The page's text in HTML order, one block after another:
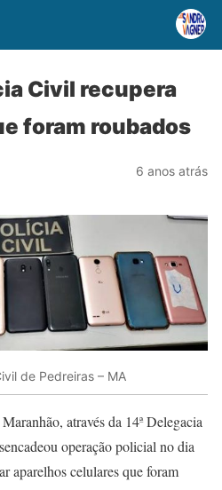
Civil recupera
foram roubados
6 anos atrás
de Pedreiras – MA
através da 14ª Delegacia
operação policial no dia
aparelhos celulares que foram